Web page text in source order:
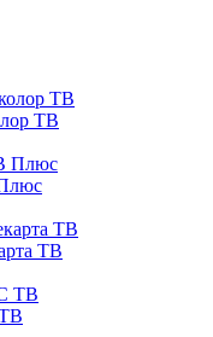
ТВ
ТВ
Плюс
ТВ
ТВ
ТВ